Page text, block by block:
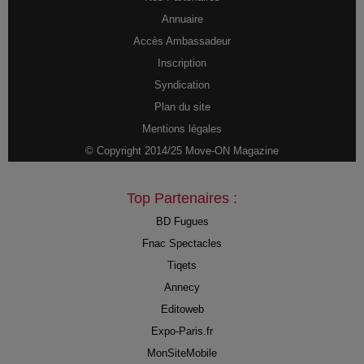
Annuaire
Accès Ambassadeur
Inscription
Syndication
Plan du site
Mentions légales
© Copyright 2014/25 Move-ON Magazine
Top Partenaires :
BD Fugues
Fnac Spectacles
Tiqets
Annecy
Editoweb
Expo-Paris.fr
MonSiteMobile